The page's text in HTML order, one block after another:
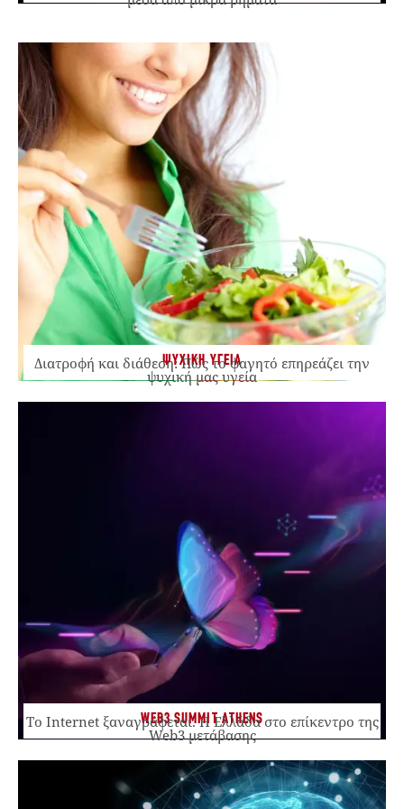
ΨΥΧΙΚΗ ΥΓΕΙΑ
Διατροφή και διάθεση: Πώς το φαγητό επηρεάζει την
ψυχική μας υγεία
WEB3 SUMMIT ATHENS
Το Internet ξαναγράφεται. Η Ελλάδα στο επίκεντρο της
Web3 μετάβασης